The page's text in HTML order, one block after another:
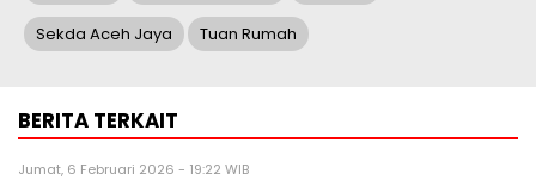
Sekda Aceh Jaya Tuan Rumah
BERITA TERKAIT
Jumat, 6 Februari 2026 - 19:22 WIB